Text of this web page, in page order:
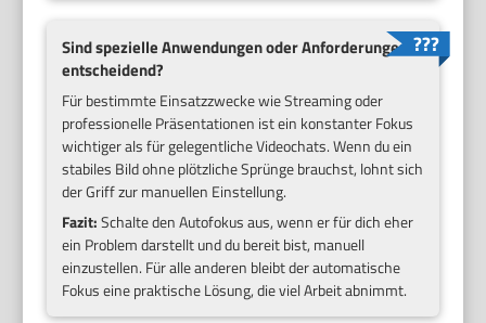
Sind spezielle Anwendungen oder Anforderungen
entscheidend?
Für bestimmte Einsatzzwecke wie Streaming oder
professionelle Präsentationen ist ein konstanter Fokus
wichtiger als für gelegentliche Videochats. Wenn du ein
stabiles Bild ohne plötzliche Sprünge brauchst, lohnt sich
der Griff zur manuellen Einstellung.
Fazit:Schalte den Autofokus aus, wenn er für dich eher
ein Problem darstellt und du bereit bist, manuell
einzustellen. Für alle anderen bleibt der automatische
Fokus eine praktische Lösung, die viel Arbeit abnimmt.